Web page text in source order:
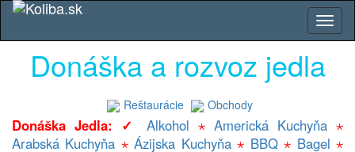
Donáška a rozvoz jedla
Reštaurácie Obchody
Donáška Jedla: ✓ Alkohol ⋆ Americká Kuchyňa⋆
Arabská Kuchyňa ⋆Ázijska Kuchyňa⋆ BBQ⋆ Bagel ⋆